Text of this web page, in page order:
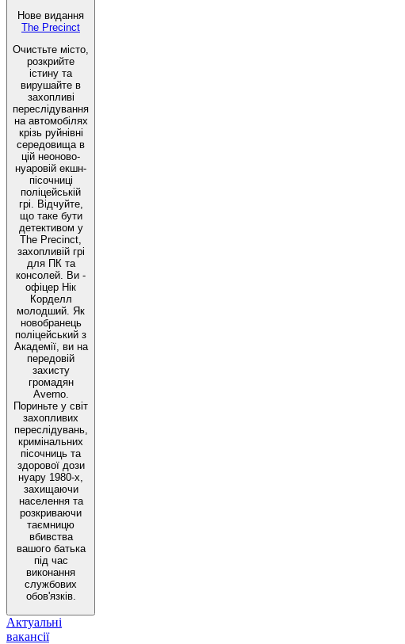
Нове видання
The Precinct
Очистьте місто,
розкрийте
істину та
вирушайте в
захопливі
переслідування
на автомобілях
крізь руйнівні
середовища в
цій неоново-
нуаровій екшн-
пісочниці
поліцейській
грі. Відчуйте,
що таке бути
детективом у
The Precinct,
захопливій грі
для ПК та
консолей. Ви -
офіцер Нік
Корделл
молодший. Як
новобранець
поліцейський з
Академії, ви на
передовій
захисту
громадян
Averno.
Пориньте у світ
захопливих
переслідувань,
кримінальних
пісочниць та
здорової дози
нуару 1980-х,
захищаючи
населення та
розкриваючи
таємницю
вбивства
вашого батька
під час
виконання
службових
обов'язків.
Актуальні
вакансії